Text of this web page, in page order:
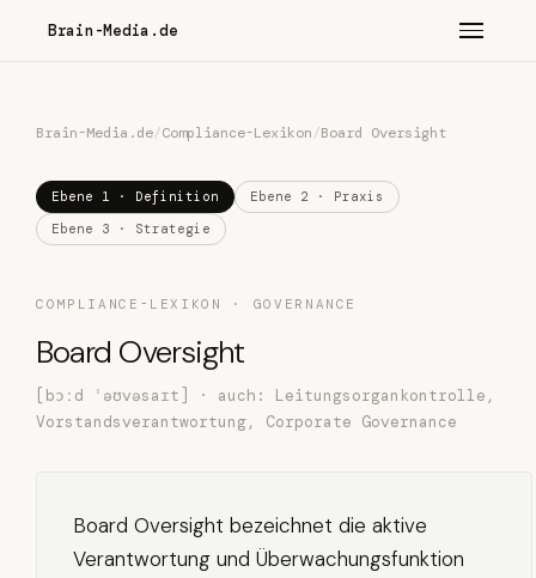
Brain-Media.de
Brain-Media.de/Compliance-Lexikon/Board Oversight
Ebene 1 · Definition
Ebene 2 · Praxis
Ebene 3 · Strategie
COMPLIANCE-LEXIKON · GOVERNANCE
Board Oversight
[bɔːd ˈəʊvəsaɪt] · auch: Leitungsorgankontrolle,
Vorstandsverantwortung, Corporate Governance
Board Oversight bezeichnet die aktive
Verantwortung und Überwachungsfunktion